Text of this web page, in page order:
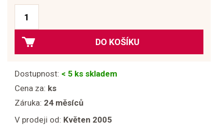
DO KOŠÍKU
Dostupnost: < 5 ks skladem
Cena za: ks
Záruka: 24 měsíců
V prodeji od: Květen 2005